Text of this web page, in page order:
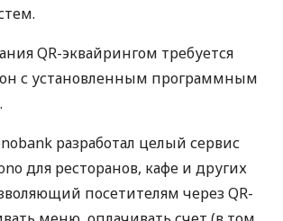
QR-эквайрингом требуется
с установленным программным
разработал целый сервис
для ресторанов, кафе и других
посетителям через QR-